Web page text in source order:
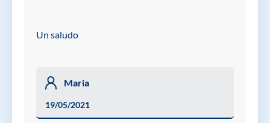
Un saludo
Maria
19/05/2021